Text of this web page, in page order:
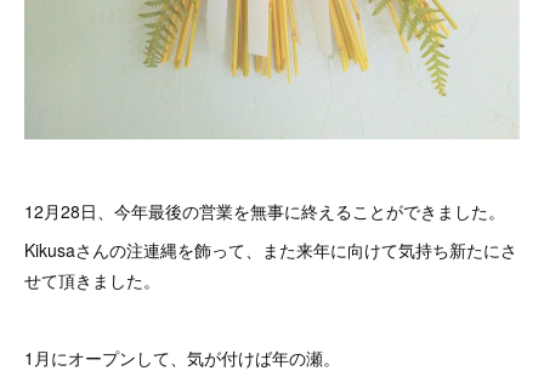
12月28日、今年最後の営業を無事に終えることができました。
Kikusaさんの注連縄を飾って、また来年に向けて気持ち新たにさ
せて頂きました。
1月にオープンして、気が付けば年の瀬。